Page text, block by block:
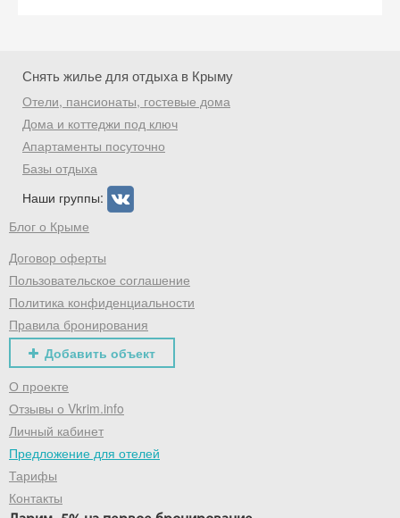
Снять жилье для отдыха в Крыму
Отели, пансионаты, гостевые дома
Дома и коттеджи под ключ
Апартаменты посуточно
Базы отдыха
Наши группы:
Блог о Крыме
Договор оферты
Пользовательское соглашение
Политика конфиденциальности
Правила бронирования
Добавить объект
О проекте
Отзывы о Vkrim.info
Личный кабинет
Предложение для отелей
Тарифы
Контакты